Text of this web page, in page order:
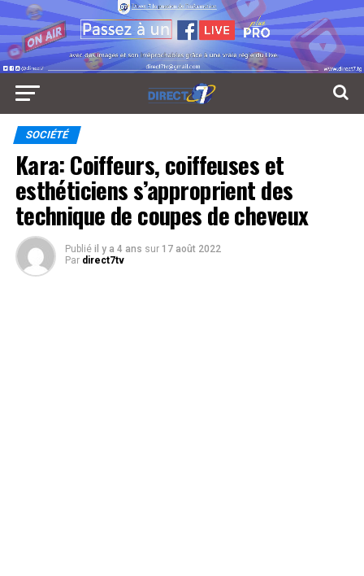
SOCIÉTÉ
Kara: Coiffeurs, coiffeuses et
esthéticiens s’approprient des
technique de coupes de cheveux
Publié il y a 4 ans sur 17 août 2022
Par direct7tv